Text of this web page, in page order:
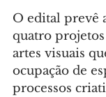
O edital prevê
quatro projetos
artes visuais
ocupação de
processos